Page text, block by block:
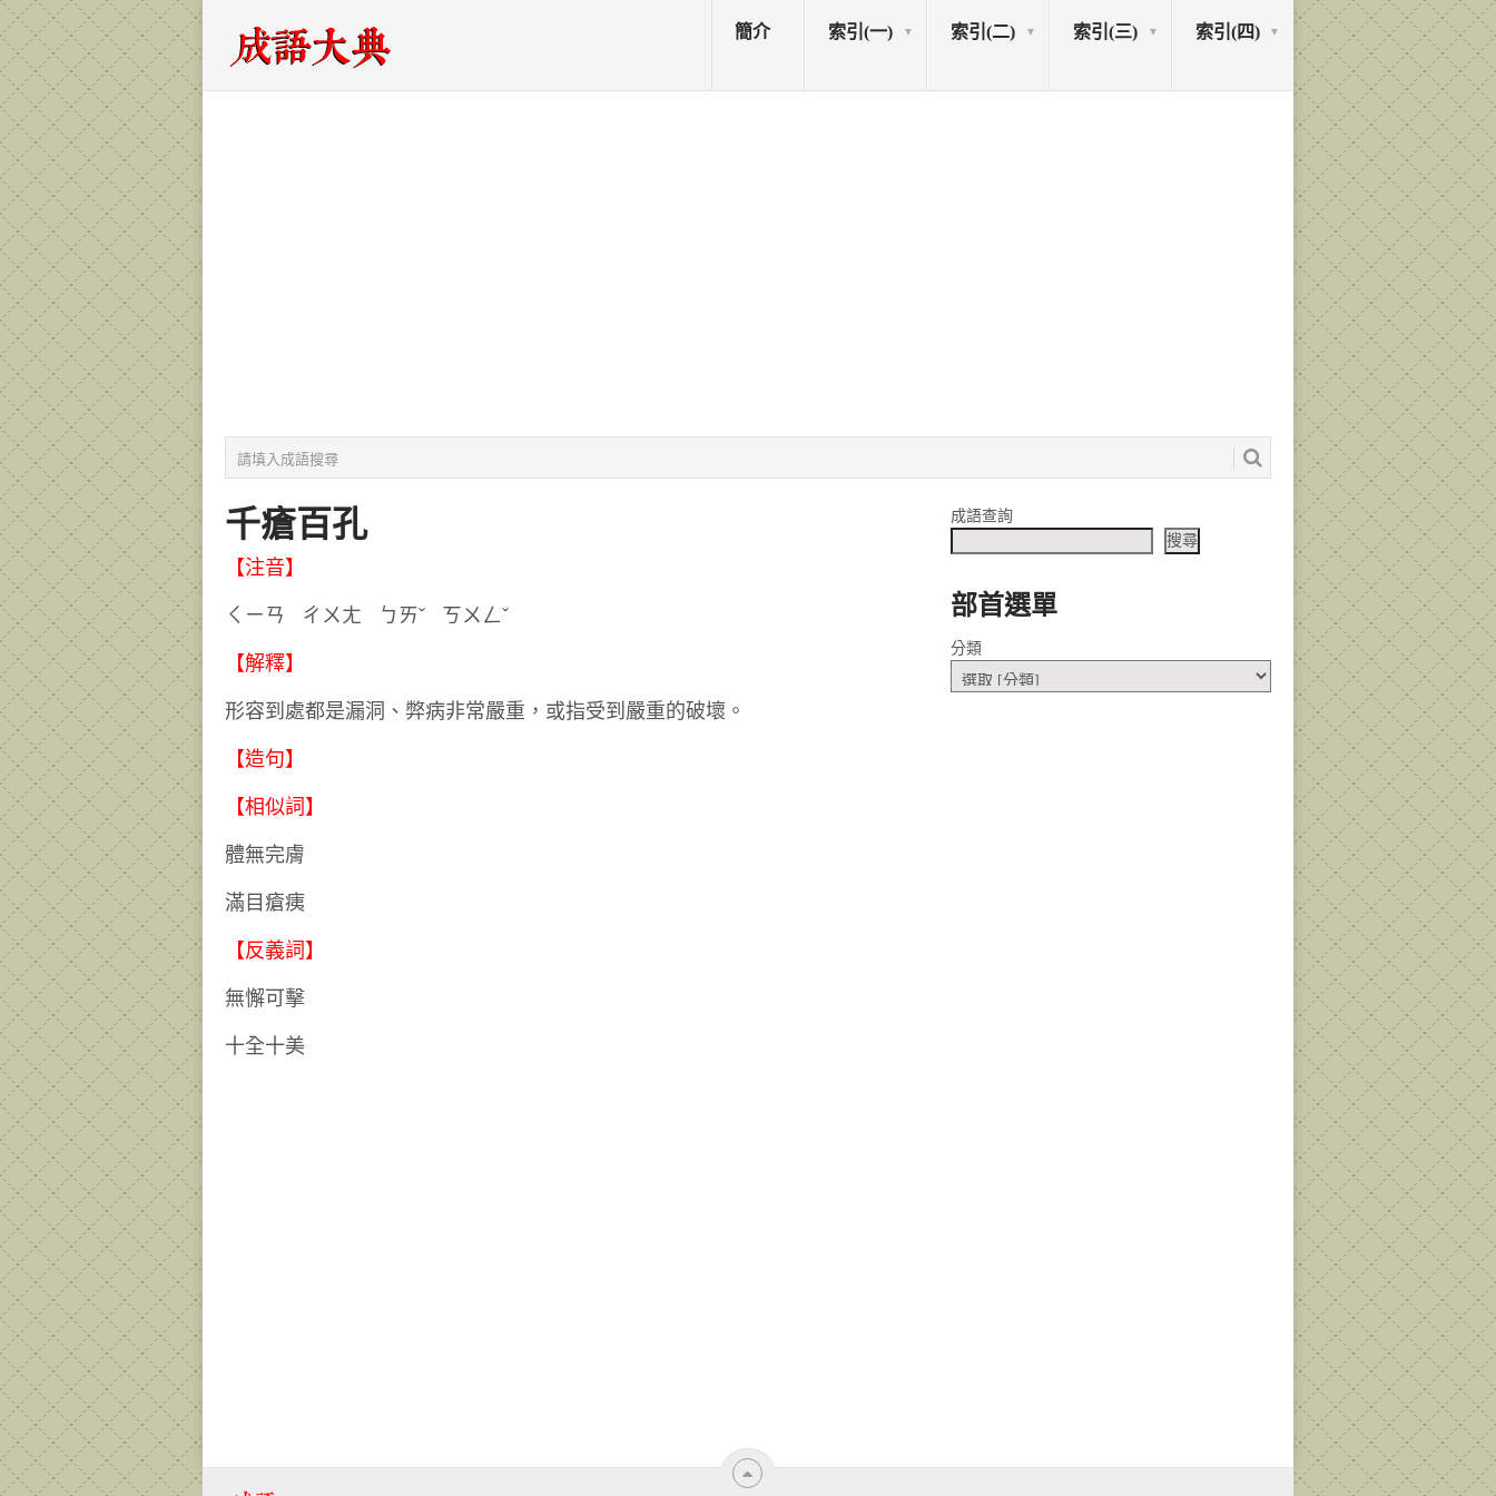
簡介 索引(一) 索引(二) 索引(三) 索引(四)
千瘡百孔
【注音】
ㄑㄧㄢ ㄔㄨㄤ ㄅㄞˇ ㄎㄨㄥˇ
【解釋】
形容到處都是漏洞、弊病非常嚴重，或指受到嚴重的破壞。
【造句】
【相似詞】
體無完膚
滿目瘡痍
【反義詞】
無懈可擊
十全十美
成語查詢
搜尋
部首選單
分類